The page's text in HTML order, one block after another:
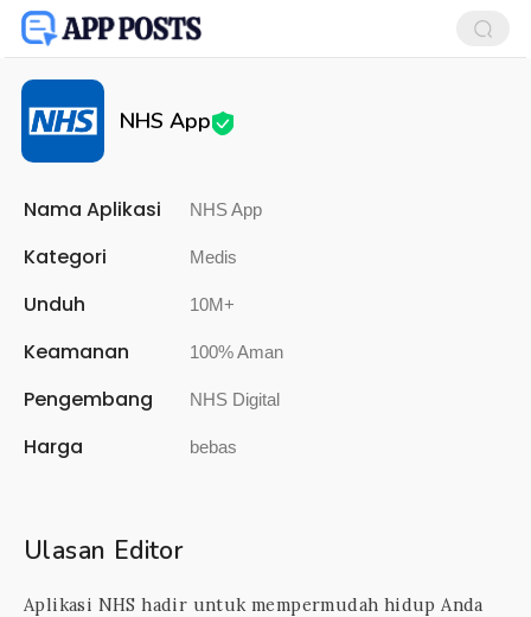
NHS App
Nama Aplikasi NHS App
Kategori Medis
Unduh 10M+
Keamanan 100% Aman
Pengembang NHS Digital
Harga bebas
Ulasan Editor
Aplikasi NHS hadir untuk mempermudah hidup Anda